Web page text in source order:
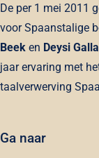
De per 1 mei 2011
voor Spaanstalige
Beeken Deysi
jaar ervaring met
taalverwerving
Ga naar